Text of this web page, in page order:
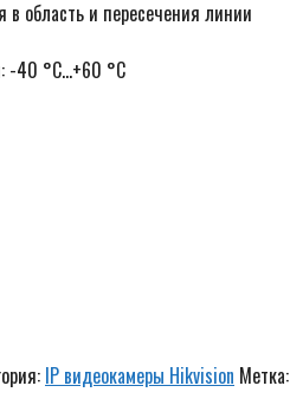
область и пересечения линии
-40 °C…+60 °C
IP видеокамеры Hikvision Метка: